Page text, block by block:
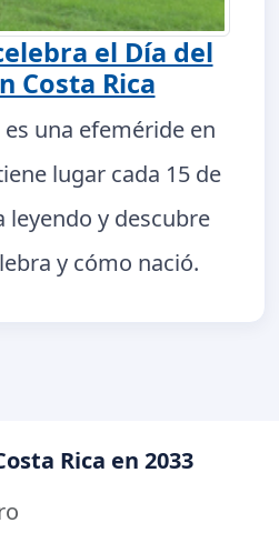
el Día del
Costa Rica
una efeméride en
lugar cada 15 de
leyendo y descubre
y cómo nació.
Rica en 2033